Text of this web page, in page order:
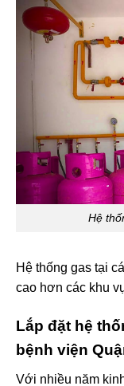
Hệ
Hệ thống gas tại
cao hơn các khu
Lắp đặt hệ
bệnh viện
Với nhiều năm